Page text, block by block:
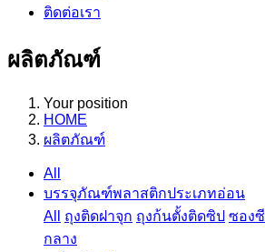
ติดต่อเรา
ผลิตภัณฑ์
Your position
HOME
ผลิตภัณฑ์
All
บรรจุภัณฑ์พลาสติกประเภทอ่อน
All
ถุงติดฝาจุก ถุงก้นตั้งติดซิป ซอง
กลาง